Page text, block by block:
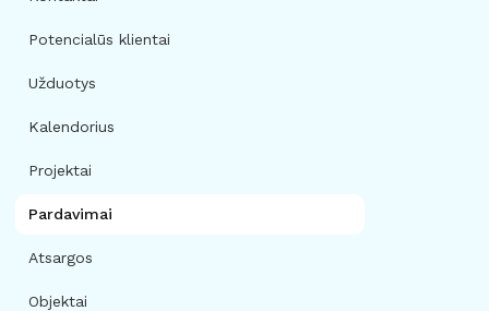
Potencialūs klientai
Užduotys
Kalendorius
Projektai
Pardavimai
Atsargos
Objektai